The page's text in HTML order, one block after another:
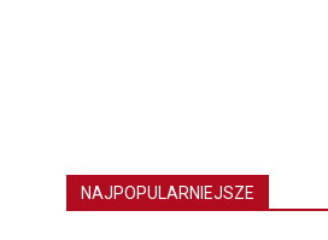
NAJPOPULARNIEJSZE